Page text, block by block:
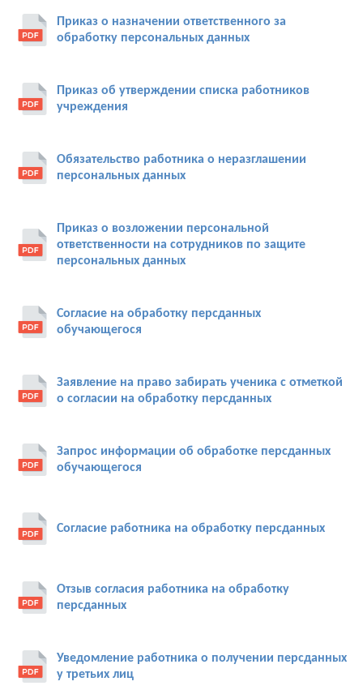
Приказ о назначении ответственного за
обработку персональных данных
Приказ об утверждении списка работников
учреждения
Обязательство работника о неразглашении
персональных данных
Приказ о возложении персональной
ответственности на сотрудников по защите
персональных данных
Согласие на обработку персданных
обучающегося
Заявление на право забирать ученика с отметкой
о согласии на обработку персданных
Запрос информации об обработке персданных
обучающегося
Согласие работника на обработку персданных
Отзыв согласия работника на обработку
персданных
Уведомление работника о получении персданных
у третьих лиц